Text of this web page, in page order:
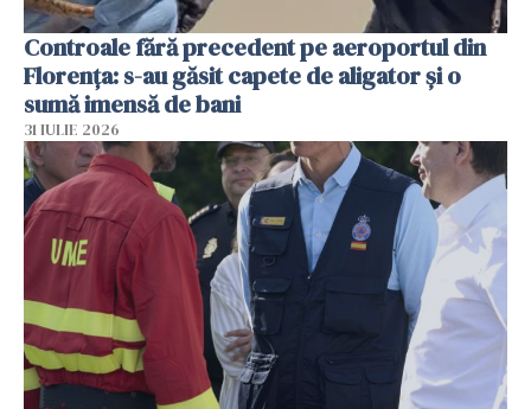
Controale fără precedent pe aeroportul din
Florența: s-au găsit capete de aligator și o
sumă imensă de bani
31 IULIE 2026